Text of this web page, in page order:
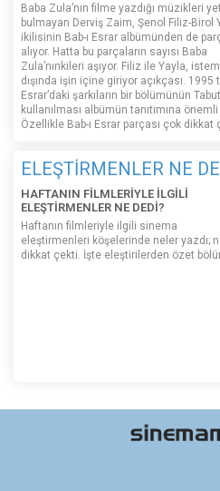
Baba Zula’nın filme yazdığı müzikleri
bulmayan Derviş Zaim, Şenol Filiz-Birol
ikilisinin Bab-ı Esrar albümünden de
alıyor. Hatta bu parçaların sayısı Baba
Zula’nınkileri aşıyor. Filiz ile Yayla,
dışında işin içine giriyor açıkçası.
Esrar’daki şarkıların bir bölümünün
kullanılması albümün tanıtımına
Özellikle Bab-ı Esrar parçası çok
ELEŞTİRMENLER NE
HAFTANIN FİLMLERİYLE İLGİLİ
ELEŞTİRMENLER NE DEDİ?
Haftanın filmleriyle ilgili sinema
eleştirmenleri köşelerinde neler yazdı;
dikkat çekti. İşte eleştirilerden özet